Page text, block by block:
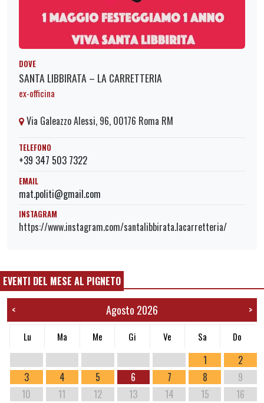
DOVE
SANTA LIBBIRATA – LA CARRETTERIA
ex-officina
Via Galeazzo Alessi, 96, 00176 Roma RM
TELEFONO
+39 347 503 7322
EMAIL
mat.politi@gmail.com
INSTAGRAM
https://www.instagram.com/santalibbirata.lacarretteria/
EVENTI DEL MESE AL PIGNETO
< Agosto 2026 >
Lu Ma Me Gi Ve Sa Do
1
2
3
4 5 6 7 8
9
10
11 12 13 14 15 16